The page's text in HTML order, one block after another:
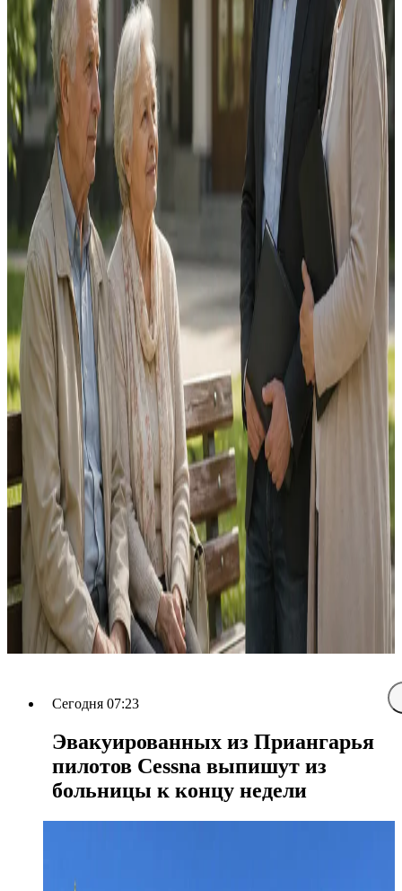
Сегодня 07:23
Эвакуированных из Приангарья
пилотов Cessna выпишут из
больницы к концу недели